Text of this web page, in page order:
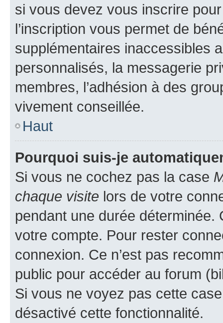
si vous devez vous inscrire
l’inscription vous permet de
supplémentaires inaccessibles
personnalisés, la messagerie
membres, l’adhésion à des
vivement conseillée.
Haut
Pourquoi suis-je
Si vous ne cochez pas la case
chaque visite lors de votre
pendant une durée déterminée.
votre compte. Pour rester
connexion. Ce n’est pas
public pour accéder au forum
Si vous ne voyez pas cette
désactivé cette fonctionnalité.